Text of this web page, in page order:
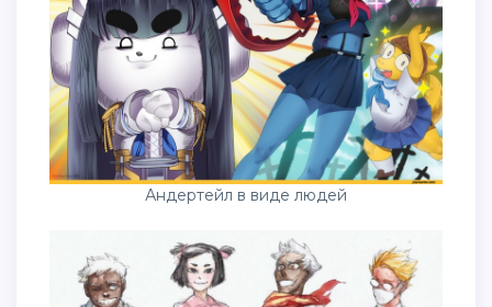
Андертейл в виде людей